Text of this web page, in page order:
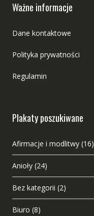
Ważne informacje
Dane kontaktowe
Polityka prywatności
Regulamin
Plakaty poszukiwane
Afirmacje i modlitwy (16)
Anioły (24)
Bez kategorii (2)
Biuro (8)